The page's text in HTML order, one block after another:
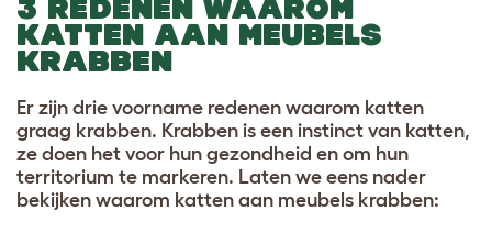
3 REDENEN WAAROM
KATTEN AAN MEUBELS
KRABBEN
Er zijn drie voorname redenen waarom katten
graag krabben. Krabben is een instinct van katten,
ze doen het voor hun gezondheid en om hun
territorium te markeren. Laten we eens nader
bekijken waarom katten aan meubels krabben: